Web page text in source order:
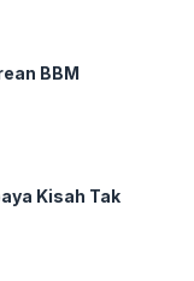
BBM
Kisah Tak